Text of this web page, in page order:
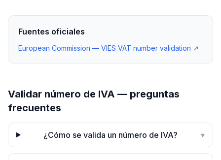
Fuentes oficiales
European Commission — VIES VAT number validation ↗
Validar número de IVA — preguntas
frecuentes
¿Cómo se valida un número de IVA? ▾